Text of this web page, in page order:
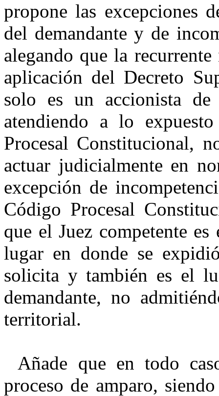
propone las excepciones
del demandante y de
alegando que la
aplicación del Decreto
solo es un accionista
atendiendo a lo
Procesal Constitucional,
actuar judicialmente en
excepción de
Código Procesal
que el Juez competente
lugar en donde se
solicita y también es el
demandante, no
territorial.
Añade que en todo
proceso de amparo,